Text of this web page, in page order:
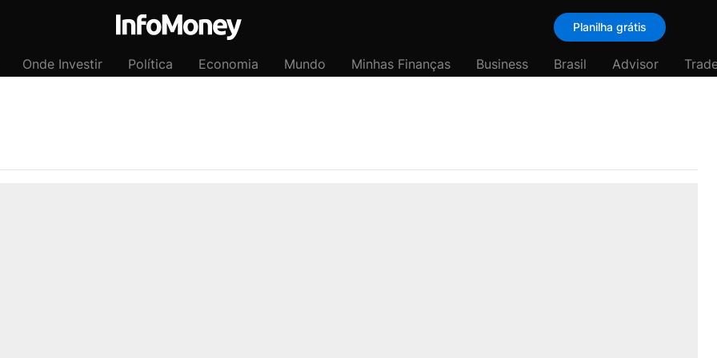
Planilha grátis
Onde Investir Política Economia Mundo Minhas Finanças Business Brasil Advisor